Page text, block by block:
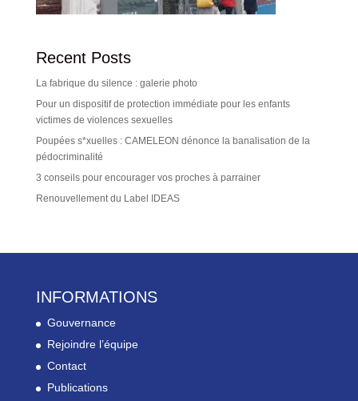
Recent Posts
La fabrique du silence : galerie photo
Pour un dispositif de protection immédiate pour les enfants
victimes de violences sexuelles
Poupées s*xuelles : CAMELEON dénonce la banalisation de la
pédocriminalité
3 conseils pour encourager vos proches à parrainer
Renouvellement du Label IDEAS
INFORMATIONS
Gouvernance
Rejoindre l’équipe
Contact
Publications